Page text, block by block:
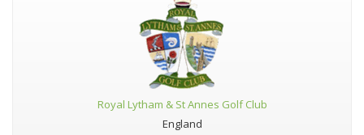
Royal Lytham & St Annes Golf Club
England